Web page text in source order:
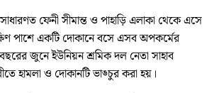
ফেনী সীমান্ত ও পাহাড়ি এলাকা থেকে এসে
পাশে একটি দোকানে বসে এসব অপকর্মের
জুনে ইউনিয়ন শ্রমিক দল নেতা সাহাব
হামলা ও দোকানটি ভাঙ্চুর করা হয়।